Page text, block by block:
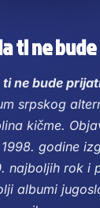
ti ne
ti ne bude
srpskog
kičme.
godine
najboljih rok i
albumi